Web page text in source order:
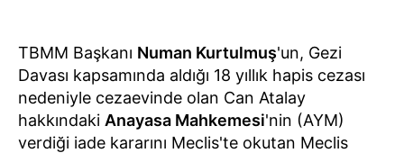
TBMM Başkanı Numan Kurtulmuş'un, Gezi
Davası kapsamında aldığı 18 yıllık hapis cezası
nedeniyle cezaevinde olan Can Atalay
hakkındaki Anayasa Mahkemesi'nin (AYM)
verdiği iade kararını Meclis'te okutan Meclis